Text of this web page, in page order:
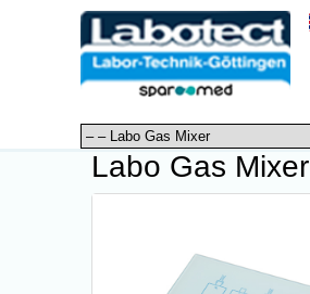
Labo Gas Mixer